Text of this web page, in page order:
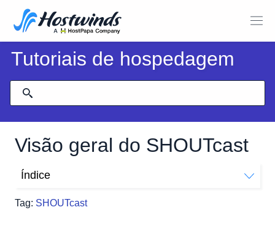
Tutoriais de hospedagem
Visão geral do SHOUTcast
Tag: SHOUTcast
Índice
Onde posso encontrar sua hospedagem SHOUTcast?